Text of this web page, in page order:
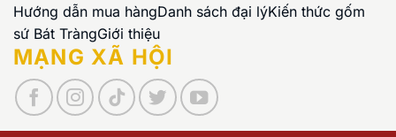
Hướng dẫn mua hàngDanh sách đại lýKiến thức gốm
sứ Bát TràngGiới thiệu
MẠNG XÃ HỘI